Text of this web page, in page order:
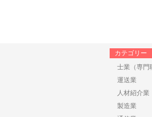
カテゴリー
士業（専門
運送業
人材紹介業
製造業